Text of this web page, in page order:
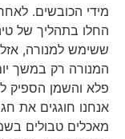
מידי הכובשים. לאחר
החלו בתהליך של
ששימש למנורה, אזל
המנורה רק במשך
פלא והשמן הספיק
אנחנו חוגגים את חג
מאכלים טבולים